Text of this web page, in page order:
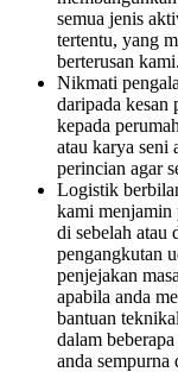
semua jenis
tertentu, yang
berterusan kami.
Nikmati
daripada kesan
kepada
atau karya seni
perincian agar
Logistik
kami menjamin
di sebelah atau
pengangkutan
penjejakan
apabila anda
bantuan
dalam
anda sempurna